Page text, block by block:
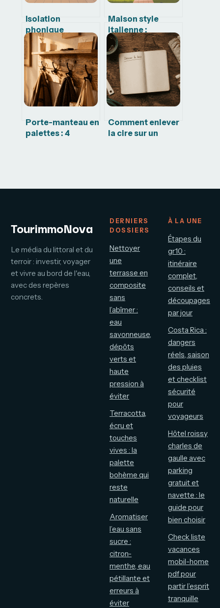
Isolation
phonique
parquet :
solutions
efficaces pour un
sol vraiment
silencieux
Maison style
italienne :
inspirations,
plans et codes
d’un charme
méditerranéen
Porte-manteau en
palettes : 4
Comment enlever
la cire sur un
erreurs à éviter
TourimmoNova
Le média du littoral et du
terroir : investir, voyager
et vivre au bord de l'eau,
avec des repères
concrets.
DERNIERS
DOSSIERS
Nettoyer
une
terrasse en
composite
sans
l’abîmer :
eau
savonneuse,
dépôts
verts et
haute
pression à
éviter
Terracotta,
écru et
touches
vives : la
palette
bohème qui
reste
naturelle
Aromatiser
l’eau sans
sucre :
citron-
menthe, eau
pétillante et
erreurs à
éviter
À LA UNE
Étapes du
gr10 :
itinéraire
complet,
conseils et
découpages
par jour
Costa Rica :
dangers
réels, saison
des pluies
et checklist
sécurité
pour
voyageurs
Hôtel roissy
charles de
gaulle avec
parking
gratuit et
navette : le
guide pour
bien choisir
Check liste
vacances
mobil-home
pdf pour
partir l’esprit
tranquille